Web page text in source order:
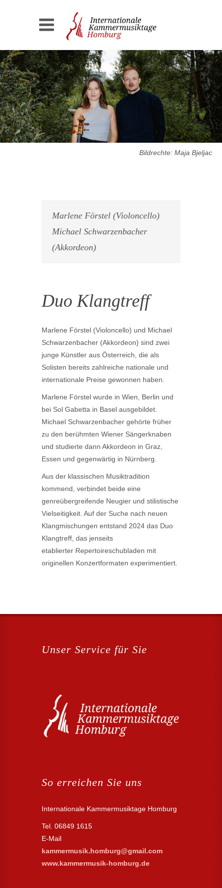
Bildrechte: Maja Bjeljac
Marlene Förstel (Violoncello)
Michael Schwarzenbacher
(Akkordeon)
Duo Klangtreff
Marlene Förstel (Violoncello) und Michael
Schwarzenbacher (Akkordeon) sind zwei
junge Künstler aus Österreich, die als
Solisten bereits zahlreiche nationale und
internationale Preise gewonnen haben.
Marlene Förstel wurde in Wien, Berlin und
bei Sol Gabetta in Basel ausgebildet.
Michael Schwarzenbacher gehörte früher
zu den berühmten Wiener Sängerknaben
und studierte dann Akkordeon in Graz,
Essen und gegenwärtig in Nürnberg.
Aus der klassischen Musiktradition
kommend, verbindet beide eine
genreübergreifende Neugier und stilistische
Vielseitigkeit. Auf der Suche nach neuen
Klangmischungen entstand 2024 das Duo
Klangtreff, das jenseits
etablierter Repertoireschubladen mit
originellen Konzertformaten experimentiert.
Unser Service für Sie
So erreichen Sie uns
Internationale Kammermusiktage Homburg
Tel. 06849 1615
E-Mail
kammermusik.homburg@gmail.com
www.kammermusik-homburg.de